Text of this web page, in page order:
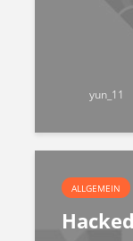
yun_11
ALLGEMEIN